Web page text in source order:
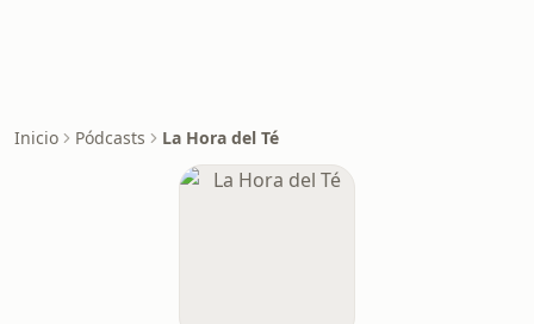
Inicio Pódcasts La Hora del Té